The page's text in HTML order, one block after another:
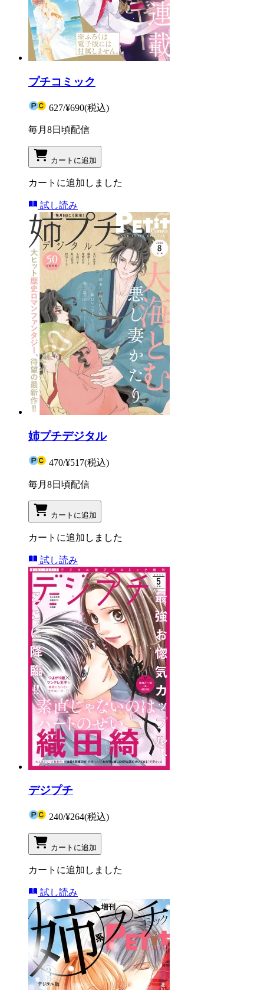
プチコミック
627/¥690(税込)
毎月8日頃配信
カートに追加
カートに追加しました
試し読み
姉プチデジタル
470/¥517(税込)
毎月8日頃配信
カートに追加
カートに追加しました
試し読み
デジプチ
240/¥264(税込)
カートに追加
カートに追加しました
試し読み